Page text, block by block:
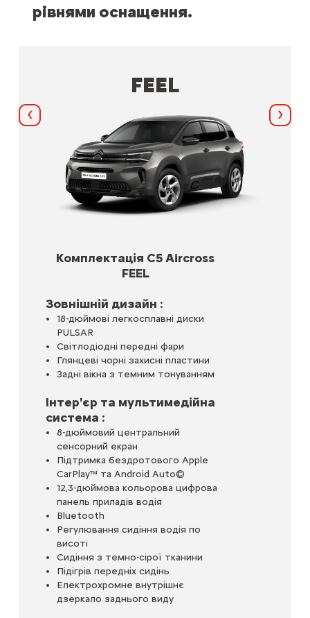
рівнями оснащення.
Назад
FEEL
Комплектація C5 Aircross
FEEL
Зовнішній дизайн :
18-дюймові легкосплавні диски
PULSAR
Світлодіодні передні фари
Глянцеві чорні захисні пластини
Задні вікна з темним тонуванням
Інтер'єр та мультимедійна
система :
8-дюймовий центральний
сенсорний екран
Підтримка бездротового Apple
CarPlay™ та Android Auto©
12,3-дюймова кольорова цифрова
панель приладів водія
Bluetooth
Регулювання сидіння водія по
висоті
Сидіння з темно-сірої тканини
Підігрів передніх сидінь
Електрохромне внутрішнє
дзеркало заднього виду
Далі